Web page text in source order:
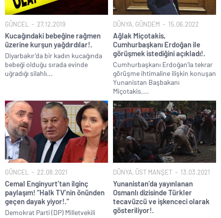
GÜNCEL 27.12.2019
Kucağındaki bebeğine rağmen
üzerine kurşun yağdırdılar!.
Diyarbakır’da bir kadın kucağında
bebeği olduğu sırada evinde
uğradığı silahlı...
DÜNYA, GÜNDEM 15.06.2022
Ağlak Miçotakis,
Cumhurbaşkanı Erdoğan ile
görüşmek istediğini açıkladı!.
Cumhurbaşkanı Erdoğan’la tekrar
görüşme ihtimaline ilişkin konuşan
Yunanistan Başbakanı
Miçotakis,...
GÜNCEL 22.08.2021
Cemal Enginyurt’tan ilginç
paylaşım! “Halk TV’nin önünden
geçen dayak yiyor!.”
Demokrat Parti (DP) Milletvekili
DÜNYA, ÜST MANŞET 13.03.2021
Yunanistan’da yayınlanan
Osmanlı dizisinde Türkler
tecavüzcü ve işkenceci olarak
gösteriliyor!.